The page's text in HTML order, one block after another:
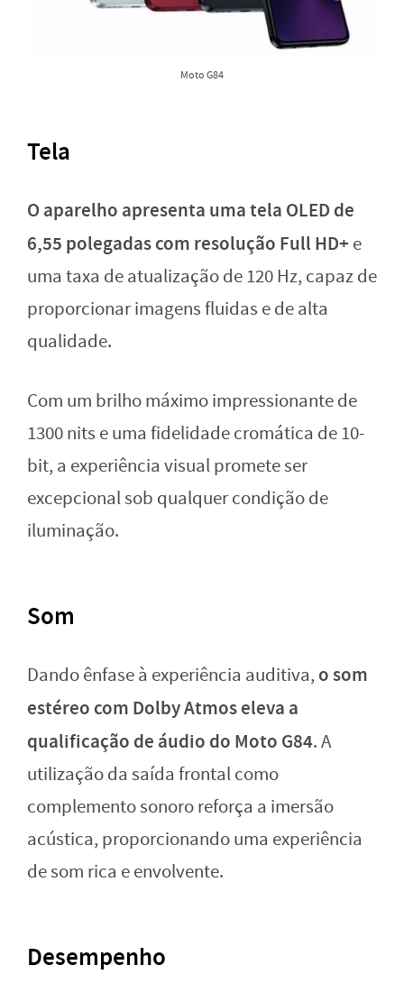
Moto G84
Tela
O aparelho apresenta uma tela OLED de
6,55 polegadas com resolução Full HD+ e
uma taxa de atualização de 120 Hz, capaz de
proporcionar imagens fluidas e de alta
qualidade.
Com um brilho máximo impressionante de
1300 nits e uma fidelidade cromática de 10-
bit, a experiência visual promete ser
excepcional sob qualquer condição de
iluminação.
Som
Dando ênfase à experiência auditiva, o som
estéreo com Dolby Atmos eleva a
qualificação de áudio do Moto G84. A
utilização da saída frontal como
complemento sonoro reforça a imersão
acústica, proporcionando uma experiência
de som rica e envolvente.
Desempenho